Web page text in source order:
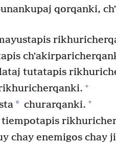
qorqanki,
tutatapis
+
* churarqanki. +
tiempotapis
chay enemigos chay